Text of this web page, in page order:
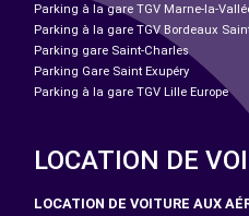
Parking à la gare TGV Marne-la-
Parking à la gare TGV Bordeaux
Parking gare Saint-Charles
Parking Gare Saint Exupéry
Parking à la gare TGV Lille Europe
LOCATION DE
LOCATION DE VOITURE AUX